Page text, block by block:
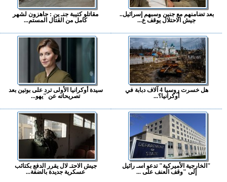
بعد تضامنهم مع جنين وسبهم إسرائيل..
جيش الاحتلال يوقف ع...
مقاتلو كتيبة جنـ ين : جاهزون لشهر
كامل من القتال المستم...
هل خسرت روسيا 4 آلاف دبابة في
أوكرانيا؟...
سيدة أوكرانيا الأولى ترد على بوتين بعد
تصريحاته عن "يهو...
"الخارجية الأميركية" تدعو اسـ رائيل
إلى "وقف العنف على ...
جيش الاحتـ لال يقرر الدفع بكتائب
عسكرية جديدة بالضفة...